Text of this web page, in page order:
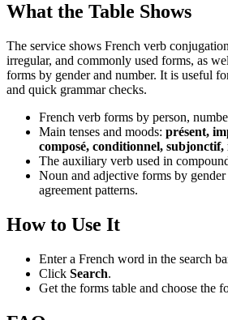
What the Table Shows
The service shows French verb
irregular, and commonly used forms, as
forms by gender and number. It is useful
and quick grammar checks.
French verb forms by person,
Main tenses and moods: présent,
composé, conditionnel,
The auxiliary verb used in
Noun and adjective forms by
agreement patterns.
How to Use It
Enter a French word in the search
Click Search.
Get the forms table and choose the